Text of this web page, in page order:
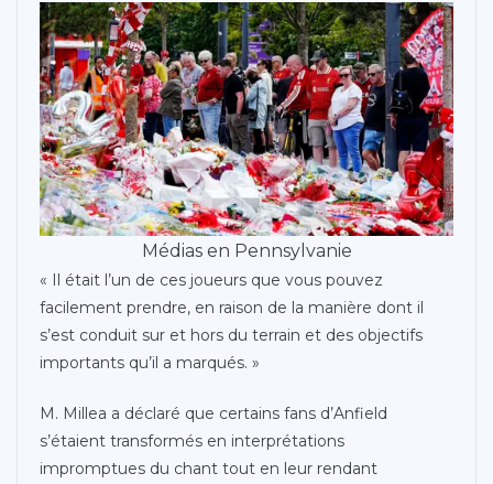
Médias en Pennsylvanie
« Il était l’un de ces joueurs que vous pouvez
facilement prendre, en raison de la manière dont il
s’est conduit sur et hors du terrain et des objectifs
importants qu’il a marqués. »
M. Millea a déclaré que certains fans d’Anfield
s’étaient transformés en interprétations
impromptues du chant tout en leur rendant